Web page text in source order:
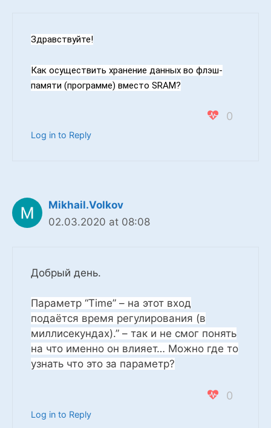
Здравствуйте!
Как осуществить хранение данных во флэш-
памяти (программе) вместо SRAM?
0
Log in to Reply
Mikhail.Volkov
02.03.2020 at 08:08
Добрый день.
Параметр “Time” – на этот вход
подаётся время регулирования (в
миллисекундах).” – так и не смог понять
на что именно он влияет… Можно где то
узнать что это за параметр?
0
Log in to Reply